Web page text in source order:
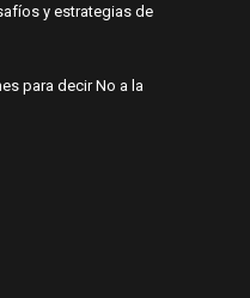
y estrategias de
para decir No a la